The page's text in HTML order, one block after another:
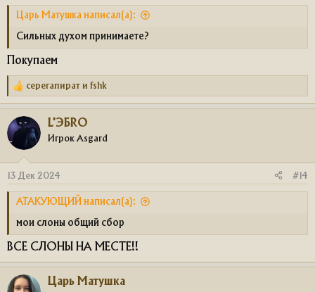
Царь Матушка написал(а):
Сильных духом принимаете?
Покупаем
Р
е
к
ц
и
серегапират и fshk
L'ЭБRO
Игрок Asgard
13 Дек 2024 #14
АТАКУЮЩИЙ написал(а):
мои слоны общий сбор
ВСЕ СЛОНЫ НА МЕСТЕ!!
Царь Матушка